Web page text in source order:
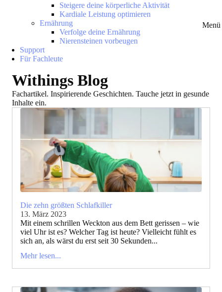
Menü
Steigere deine körperliche Aktivität
Kardiale Leistung optimieren
Ernährung
Verfolge deine Ernährung
Nierensteinen vorbeugen
Support
Für Fachleute
Withings Blog
Fachartikel. Inspirierende Geschichten. Tauche jetzt in gesunde
Inhalte ein.
Die zehn größten Schlafkiller
13. März 2023
Mit einem schrillen Weckton aus dem Bett gerissen – wie
viel Uhr ist es? Welcher Tag ist heute? Vielleicht fühlt es
sich an, als wärst du erst seit 30 Sekunden...
Mehr lesen...